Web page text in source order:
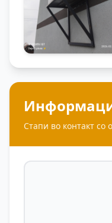
Стапи во контакт со